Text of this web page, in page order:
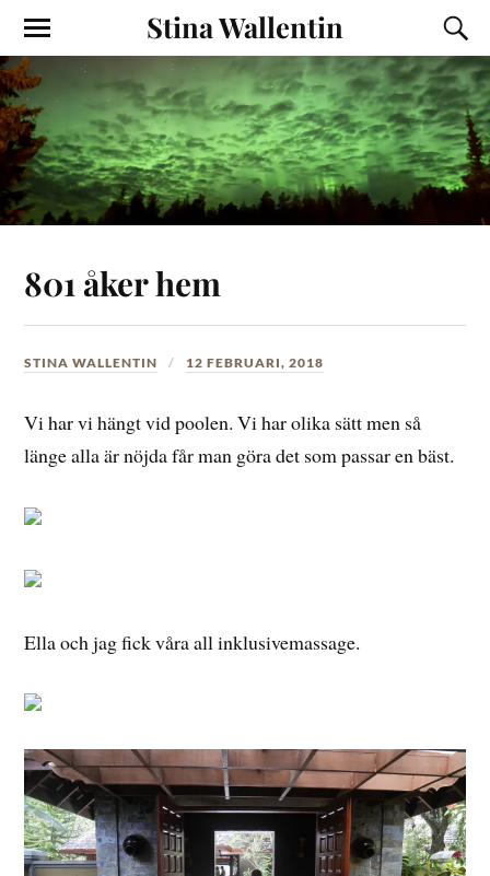
Stina Wallentin
801 åker hem
STINA WALLENTIN 12 FEBRUARI, 2018
Vi har vi hängt vid poolen. Vi har olika sätt men så
länge alla är nöjda får man göra det som passar en bäst.
Ella och jag fick våra all inklusivemassage.